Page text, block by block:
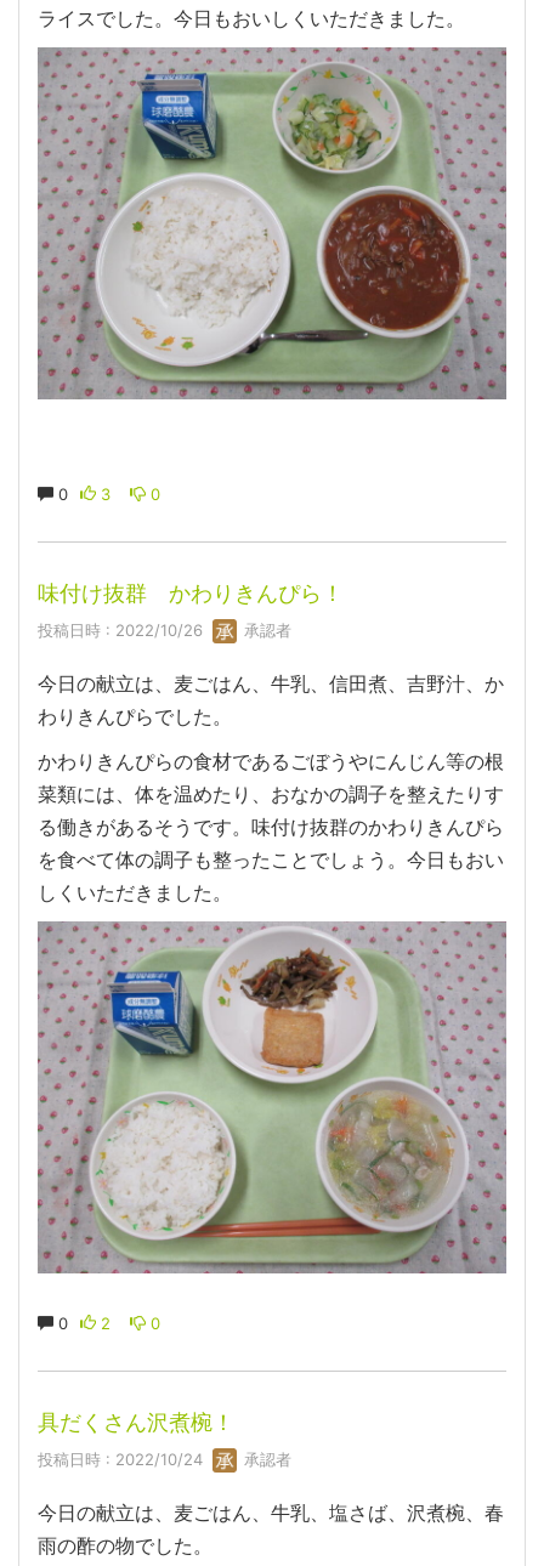
ライスでした。今日もおいしくいただきました。
0 3 0
味付け抜群 かわりきんぴら！
投稿日時 : 2022/10/26 承認者
今日の献立は、麦ごはん、牛乳、信田煮、吉野汁、か
わりきんぴらでした。
かわりきんぴらの食材であるごぼうやにんじん等の根
菜類には、体を温めたり、おなかの調子を整えたりす
る働きがあるそうです。味付け抜群のかわりきんぴら
を食べて体の調子も整ったことでしょう。今日もおい
しくいただきました。
0 2 0
具だくさん沢煮椀！
投稿日時 : 2022/10/24 承認者
今日の献立は、麦ごはん、牛乳、塩さば、沢煮椀、春
雨の酢の物でした。